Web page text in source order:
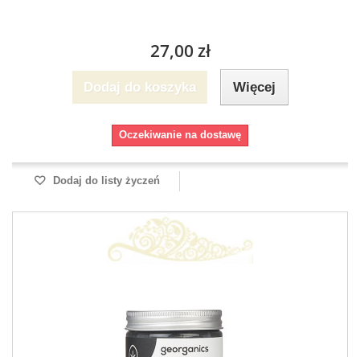
27,00 zł
Dodaj do koszyka Więcej
Oczekiwanie na dostawę
Dodaj do listy życzeń